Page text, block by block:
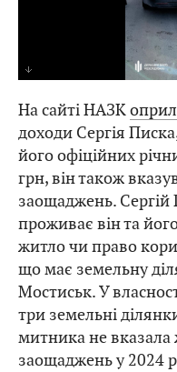
На сайті НАЗК
доходи Сергія
його офіційних
грн, він також
заощаджень. Сергій
проживає він та
житло чи право
що має земельну
Мостиськ. У
три земельні
митника не
заощаджень у 2024